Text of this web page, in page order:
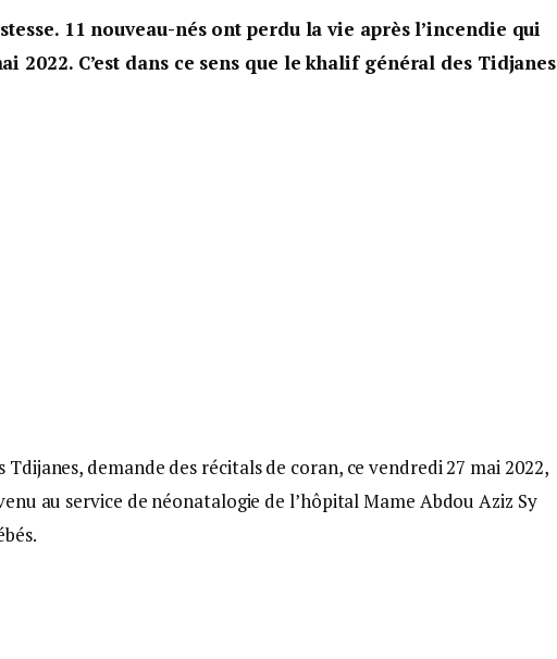
11 nouveau-nés ont perdu la vie après l’incendie qui
2022. C’est dans ce sens que le khalif général des Tidjanes
demande des récitals de coran, ce vendredi 27 mai 2022,
au service de néonatalogie de l’hôpital Mame Abdou Aziz Sy